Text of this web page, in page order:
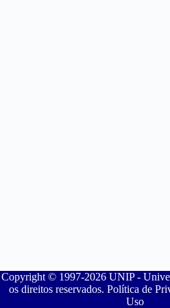
Copyright © 1997-2026 UNIP -
os direitos reservados. Política de
Uso